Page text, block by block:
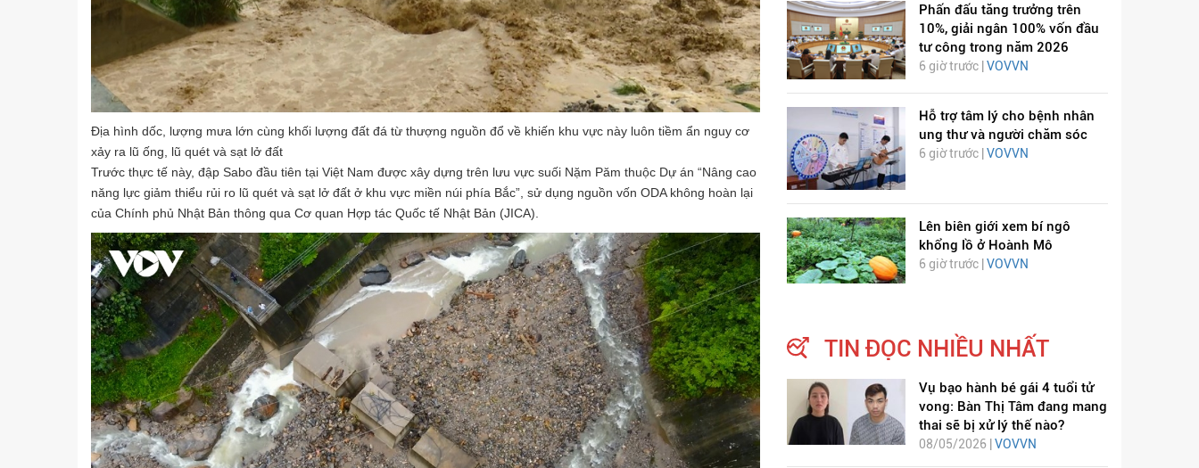
Địa hình dốc, lượng mưa lớn cùng khối lượng đất đá từ thượng nguồn đổ về khiến khu vực này luôn tiềm ẩn nguy cơ
xảy ra lũ ống, lũ quét và sạt lở đất
Trước thực tế này, đập Sabo đầu tiên tại Việt Nam được xây dựng trên lưu vực suối Nặm Păm thuộc Dự án “Nâng cao
năng lực giảm thiểu rủi ro lũ quét và sạt lở đất ở khu vực miền núi phía Bắc”, sử dụng nguồn vốn ODA không hoàn lại
của Chính phủ Nhật Bản thông qua Cơ quan Hợp tác Quốc tế Nhật Bản (JICA).
Phấn đấu tăng trưởng trên
10%, giải ngân 100% vốn đầu
tư công trong năm 2026
6 giờ trước | VOVVN
Hỗ trợ tâm lý cho bệnh nhân
ung thư và người chăm sóc
6 giờ trước | VOVVN
Lên biên giới xem bí ngô
khổng lồ ở Hoành Mô
6 giờ trước | VOVVN
TIN ĐỌC NHIỀU NHẤT
Vụ bạo hành bé gái 4 tuổi tử
vong: Bàn Thị Tâm đang mang
thai sẽ bị xử lý thế nào?
08/05/2026 | VOVVN